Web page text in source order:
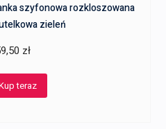
szyfonowa rozkloszowana
zieleń
zł
teraz